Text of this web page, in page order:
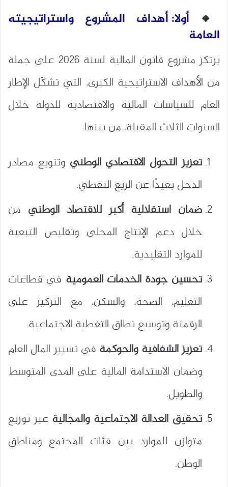
🔸
أولا: أهداف المشروع واستراتيجيته
العامة
يرتكز مشروع قانون المالية لسنة 2026 على جملة
من الأهداف الاستراتيجية الكبرى، التي تشكّل الإطار
العام للسياسات المالية والاقتصادية للدولة خلال
السنوات الثلاث المقبلة، من بينها:
تعزيز التحول الاقتصادي الوطني وتنويع مصادر
الدخل بعيدًا عن الريع النفطي.
ضمان استقلالية أكبر للاقتصاد الوطني من
خلال دعم الإنتاج المحلي وتقليص التبعية
للموارد التقليدية.
تحسين جودة الخدمات العمومية في قطاعات
التعليم، الصحة، والسكن، مع التركيز على
الرقمنة وتوسيع نطاق التغطية الاجتماعية.
تعزيز الشفافية والحوكمة في تسيير المال العام
وضمان الاستدامة المالية على المدى المتوسط
والطويل.
تحقيق العدالة الاجتماعية والمجالية عبر توزيع
متوازن للموارد بين فئات المجتمع ومناطق
الوطن.